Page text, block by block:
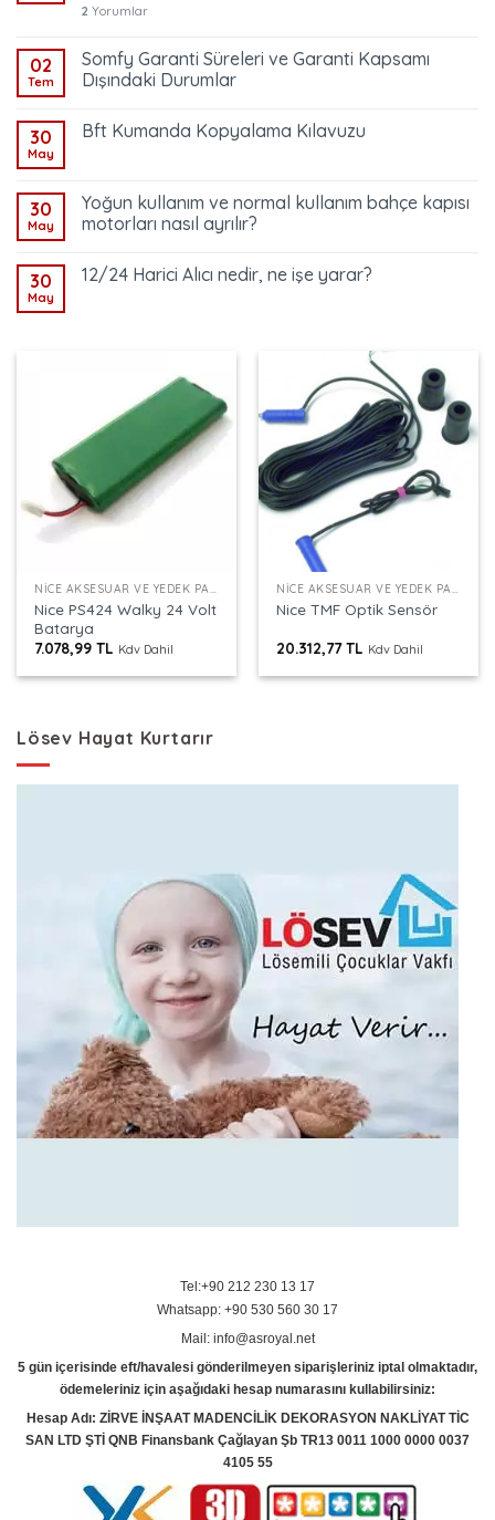
2 Yorumlar
02
Tem
Somfy Garanti Süreleri ve Garanti Kapsamı
Dışındaki Durumlar
30
May
Bft Kumanda Kopyalama Kılavuzu
30
May
Yoğun kullanım ve normal kullanım bahçe kapısı
motorları nasıl ayrılır?
30
May
12/24 Harici Alıcı nedir, ne işe yarar?
NICE AKSESUAR VE YEDEK PARÇALAR
Nice PS424 Walky 24 Volt
Batarya
7.078,99TL Kdv Dahil
NICE AKSESUAR VE YEDEK PARÇALAR
Nice TMF Optik Sensör
20.312,77TL Kdv Dahil
Lösev Hayat Kurtarır
Tel:+90 212 230 13 17
Whatsapp: +90 530 560 30 17
Mail: info@asroyal.net
5 gün içerisinde eft/havalesi gönderilmeyen siparişleriniz iptal olmaktadır,
ödemeleriniz için aşağıdaki hesap numarasını kullabilirsiniz:
Hesap Adı: ZİRVE İNŞAAT MADENCİLİK DEKORASYON NAKLİYAT TİC
SAN LTD ŞTİ QNB Finansbank Çağlayan Şb TR13 0011 1000 0000 0037
4105 55